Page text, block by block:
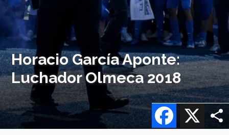
Horacio García Aponte:
Luchador Olmeca 2018
X
Facebook